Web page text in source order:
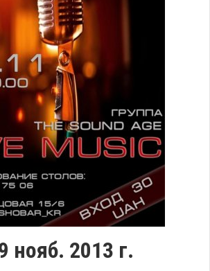
нояб. 2013 г.